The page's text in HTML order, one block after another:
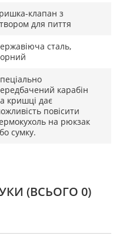
клапан з
для пиття
сталь,
карабін
кришці дає
повісити
на рюкзак
сумку.
(ВСЬОГО 0)